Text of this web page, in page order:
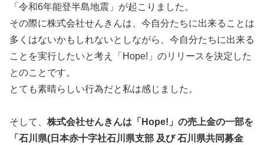
「令和6年能登半島地震」が起こりました。
その際に株式会社せんきんは、今自分たちに出来ることは
多くはないかもしれないとしながら、今自分たちに出来る
ことを実行したいと考え「Hope!」のリリースを決定した
とのことです。
とても素晴らしい行為だと私は感じました。
そして、 株式会社せんきんは「Hope!」の売上金の一部を
「石川県(日本赤十字社石川県支部 及び 石川県共同募金